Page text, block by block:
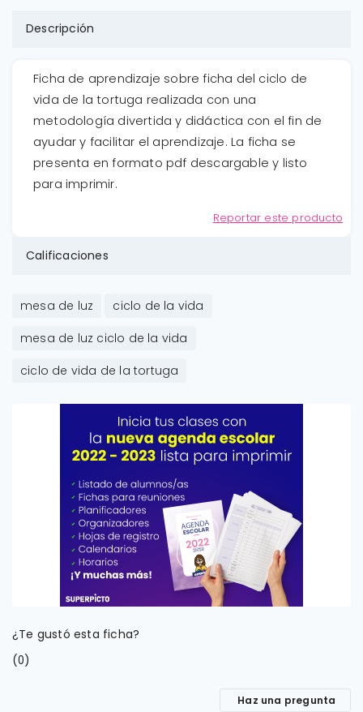
Descripción
Ficha de aprendizaje sobre ficha del ciclo de
vida de la tortuga realizada con una
metodología divertida y didáctica con el fin de
ayudar y facilitar el aprendizaje. La ficha se
presenta en formato pdf descargable y listo
para imprimir.
Reportar este producto
Calificaciones
mesa de luz
ciclo de la vida
mesa de luz ciclo de la vida
ciclo de vida de la tortuga
¿Te gustó esta ficha?
(0)
Haz una pregunta